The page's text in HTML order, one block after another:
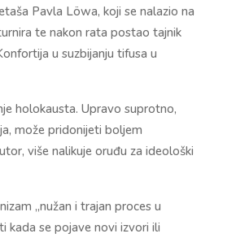
Pavla Löwa, koji se nalazio na
te nakon rata postao tajnik
u suzbijanju tifusa u
holokausta. Upravo suprotno,
može pridonijeti boljem
više nalikuje oruđu za ideološki
„nužan i trajan proces u
kada se pojave novi izvori ili